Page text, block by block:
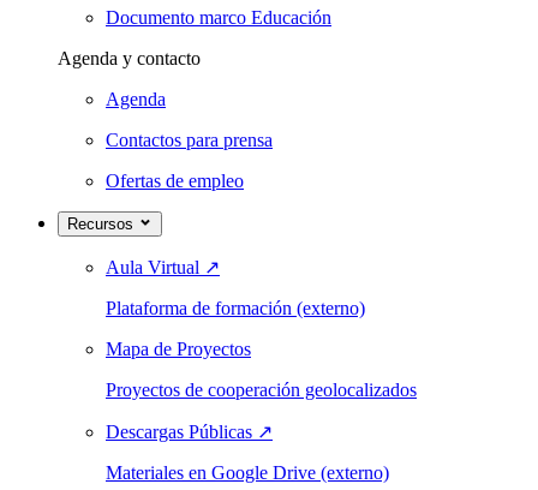
Documento marco Educación
Agenda y contacto
Agenda
Contactos para prensa
Ofertas de empleo
Recursos
Aula Virtual ↗
Plataforma de formación (externo)
Mapa de Proyectos
Proyectos de cooperación geolocalizados
Descargas Públicas ↗
Materiales en Google Drive (externo)